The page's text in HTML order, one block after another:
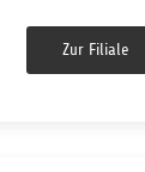
Zur Filiale